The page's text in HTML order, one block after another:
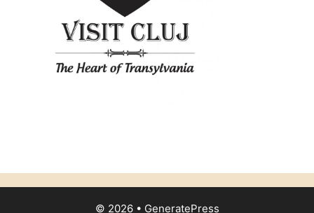
© 2026• GeneratePress